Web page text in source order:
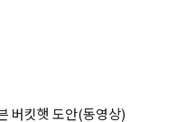
버킷햇 도안(동영상)